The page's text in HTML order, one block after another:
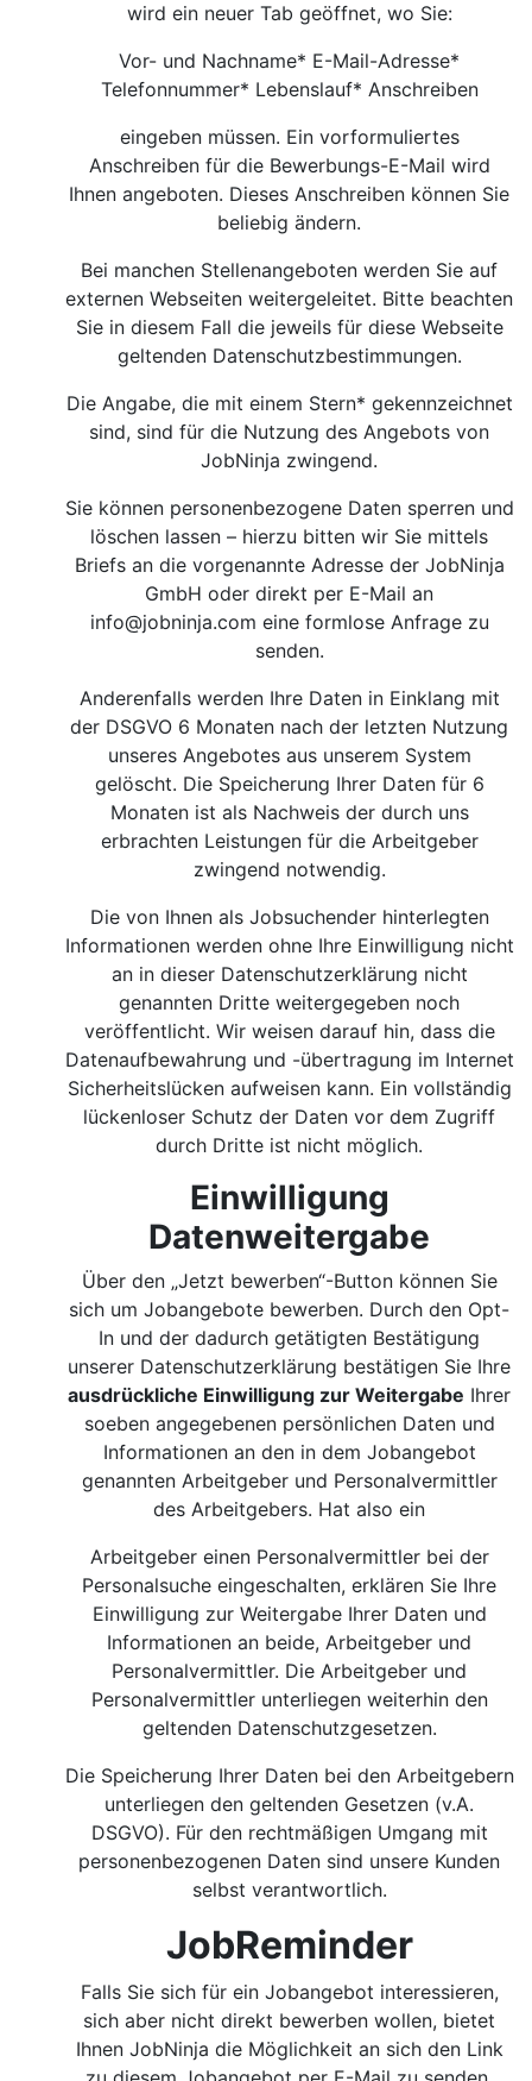
wird ein neuer Tab geöffnet, wo Sie:
Vor- und Nachname* E-Mail-Adresse*
Telefonnummer* Lebenslauf* Anschreiben
eingeben müssen. Ein vorformuliertes
Anschreiben für die Bewerbungs-E-Mail wird
Ihnen angeboten. Dieses Anschreiben können Sie
beliebig ändern.
Bei manchen Stellenangeboten werden Sie auf
externen Webseiten weitergeleitet. Bitte beachten
Sie in diesem Fall die jeweils für diese Webseite
geltenden Datenschutzbestimmungen.
Die Angabe, die mit einem Stern* gekennzeichnet
sind, sind für die Nutzung des Angebots von
JobNinja zwingend.
Sie können personenbezogene Daten sperren und
löschen lassen – hierzu bitten wir Sie mittels
Briefs an die vorgenannte Adresse der JobNinja
GmbH oder direkt per E-Mail an
info@jobninja.com eine formlose Anfrage zu
senden.
Anderenfalls werden Ihre Daten in Einklang mit
der DSGVO 6 Monaten nach der letzten Nutzung
unseres Angebotes aus unserem System
gelöscht. Die Speicherung Ihrer Daten für 6
Monaten ist als Nachweis der durch uns
erbrachten Leistungen für die Arbeitgeber
zwingend notwendig.
Die von Ihnen als Jobsuchender hinterlegten
Informationen werden ohne Ihre Einwilligung nicht
an in dieser Datenschutzerklärung nicht
genannten Dritte weitergegeben noch
veröffentlicht. Wir weisen darauf hin, dass die
Datenaufbewahrung und -übertragung im Internet
Sicherheitslücken aufweisen kann. Ein vollständig
lückenloser Schutz der Daten vor dem Zugriff
durch Dritte ist nicht möglich.
Einwilligung
Datenweitergabe
Über den „Jetzt bewerben“-Button können Sie
sich um Jobangebote bewerben. Durch den Opt-
In und der dadurch getätigten Bestätigung
unserer Datenschutzerklärung bestätigen Sie Ihre
ausdrückliche Einwilligung zur Weitergabe Ihrer
soeben angegebenen persönlichen Daten und
Informationen an den in dem Jobangebot
genannten Arbeitgeber und Personalvermittler
des Arbeitgebers. Hat also ein
Arbeitgeber einen Personalvermittler bei der
Personalsuche eingeschalten, erklären Sie Ihre
Einwilligung zur Weitergabe Ihrer Daten und
Informationen an beide, Arbeitgeber und
Personalvermittler. Die Arbeitgeber und
Personalvermittler unterliegen weiterhin den
geltenden Datenschutzgesetzen.
Die Speicherung Ihrer Daten bei den Arbeitgebern
unterliegen den geltenden Gesetzen (v.A.
DSGVO). Für den rechtmäßigen Umgang mit
personenbezogenen Daten sind unsere Kunden
selbst verantwortlich.
JobReminder
Falls Sie sich für ein Jobangebot interessieren,
sich aber nicht direkt bewerben wollen, bietet
Ihnen JobNinja die Möglichkeit an sich den Link